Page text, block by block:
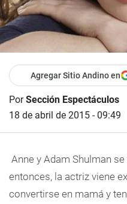
Agregar Sitio Andino en
PorSección Espectáculos
18 de abril de 2015 - 09:49
Anne y Adam Shulman
entonces, la actriz viene
convertirse en mamá y